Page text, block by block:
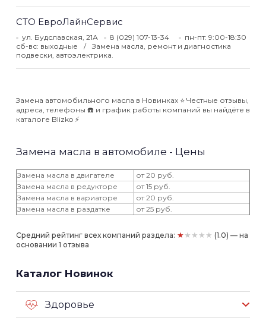
СТО ЕвроЛайнСервис
ул. Будславская, 21А 8 (029) 107-13-34
пн-пт: 9:00-18:30
сб-вс: выходные
Замена масла, ремонт и диагностика
подвески, автоэлектрика.
Замена автомобильного масла в Новинках ⭐️ Честные отзывы,
адреса, телефоны ☎️ и график работы компаний вы найдёте в
каталоге Blizko ⚡️
Замена масла в автомобиле - Цены
Замена масла в двигателе
от 20 руб.
Замена масла в редукторе
от 15 руб.
Замена масла в вариаторе
от 20 руб.
Замена масла в раздатке
от 25 руб.
Средний рейтинг всех компаний раздела: ★★★★★ (1.0) — на
основании 1 отзыва
Каталог Новинок
Здоровье